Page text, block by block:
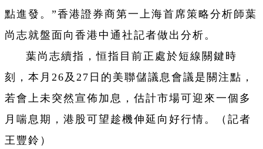
點進發。”香港證券商第一上海首席策略分析師葉
尚志就盤面向香港中通社記者做出分析。
葉尚志續指，恒指目前正處於短線關鍵時
刻，本月26及27日的美聯儲議息會議是關注點，
若會上未突然宣佈加息，估計市場可迎來一個多
月喘息期，港股可望趁機伸延向好行情。（記者
王豐鈴）